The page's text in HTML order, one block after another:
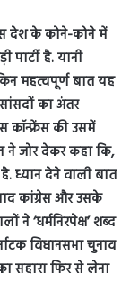
देश के कोने-कोने में
है. यानी
महत्वपूर्ण बात यह
का अंतर
कॉन्फ्रेंस की उसमें
ने जोर देकर कहा कि,
ध्यान देने वाली बात
कांग्रेस और उसके
‘धर्मनिरपेक्ष’ शब्द
विधानसभा चुनाव
सहारा फिर से लेना